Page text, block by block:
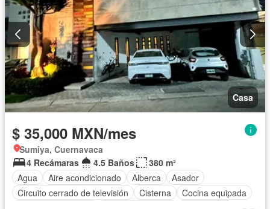
Casa
$ 35,000 MXN/mes
Sumiya, Cuernavaca
4 Recámaras
4.5 Baños
380 m²
Agua
Aire acondicionado Alberca
Asador
Circuito cerrado de televisión
Cisterna
Cocina equipada